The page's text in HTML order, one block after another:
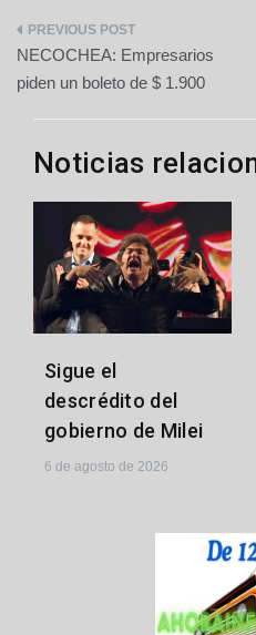
Navegación
de
entradas
NECOCHEA: Empresarios
piden un boleto de $ 1.900
Noticias
Sigue el
descrédito del
gobierno de Milei
6 de agosto de 2026